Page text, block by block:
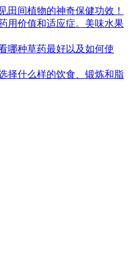
田间植物的神奇保健功效！
用价值和适应症。美味水果
哪种草药最好以及如何使
择什么样的饮食、锻炼和脂